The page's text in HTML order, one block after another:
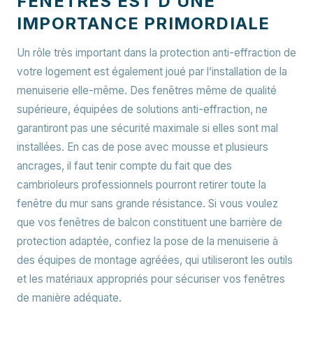
IMPORTANCE PRIMORDIALE
Un rôle très important dans la protection anti-effraction de
votre logement est également joué par l’installation de la
menuiserie elle-même. Des fenêtres même de qualité
supérieure, équipées de solutions anti-effraction, ne
garantiront pas une sécurité maximale si elles sont mal
installées. En cas de pose avec mousse et plusieurs
ancrages, il faut tenir compte du fait que des
cambrioleurs professionnels pourront retirer toute la
fenêtre du mur sans grande résistance. Si vous voulez
que vos fenêtres de balcon constituent une barrière de
protection adaptée, confiez la pose de la menuiserie à
des équipes de montage agréées, qui utiliseront les outils
et les matériaux appropriés pour sécuriser vos fenêtres
de manière adéquate.